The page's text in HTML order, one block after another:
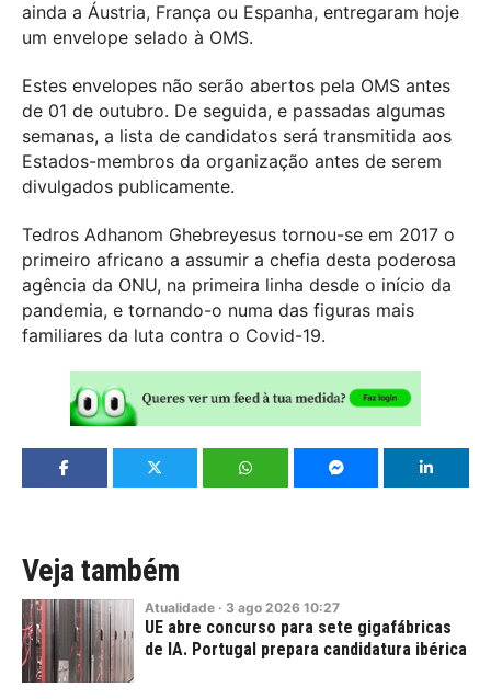
ainda a Áustria, França ou Espanha, entregaram hoje
um envelope selado à OMS.
Estes envelopes não serão abertos pela OMS antes
de 01 de outubro. De seguida, e passadas algumas
semanas, a lista de candidatos será transmitida aos
Estados-membros da organização antes de serem
divulgados publicamente.
Tedros Adhanom Ghebreyesus tornou-se em 2017 o
primeiro africano a assumir a chefia desta poderosa
agência da ONU, na primeira linha desde o início da
pandemia, e tornando-o numa das figuras mais
familiares da luta contra o Covid-19.
Veja também
Atualidade · 3 ago 2026 10:27
UE abre concurso para sete gigafábricas
de IA. Portugal prepara candidatura ibérica